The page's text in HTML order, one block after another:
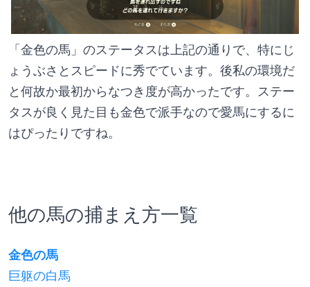
「金色の馬」のステータスは上記の通りで、特にじ
ょうぶさとスピードに秀でています。後私の環境だ
と何故か最初からなつき度が高かったです。ステー
タスが良く見た目も金色で派手なので愛馬にするに
はぴったりですね。
他の馬の捕まえ方一覧
金色の馬
巨躯の白馬